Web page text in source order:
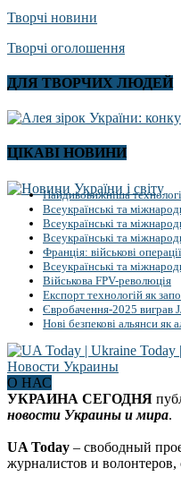
Творчі новини
Творчі оголошення
ДЛЯ ТВОРЧИХ ЛЮДЕЙ
ЦІКАВІ НОВИНИ
Найдивовижніша
Всеукраїнські та
Всеукраїнські та
Всеукраїнські та
Франція: військові
Всеукраїнські та
Військова FPV-революція
Експорт технологій як
Євробачення-2025 виграв
Нові безпекові альянси як
О НАС
УКРАИНА СЕГОДНЯ
новости Украины и мира.
UA Today – свободный
журналистов и